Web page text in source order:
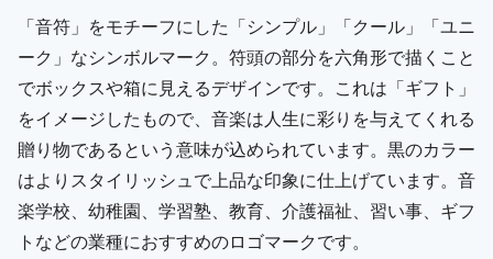
「音符」をモチーフにした「シンプル」「クール」「ユニ
ーク」なシンボルマーク。符頭の部分を六角形で描くこと
でボックスや箱に見えるデザインです。これは「ギフト」
をイメージしたもので、音楽は人生に彩りを与えてくれる
贈り物であるという意味が込められています。黒のカラー
はよりスタイリッシュで上品な印象に仕上げています。音
楽学校、幼稚園、学習塾、教育、介護福祉、習い事、ギフ
トなどの業種におすすめのロゴマークです。